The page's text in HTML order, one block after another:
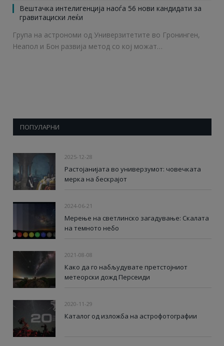
Вештачка интелигенција наоѓа 56 нови кандидати за
гравитациски леќи
Група на астрономи од Универзитетите во Гронинген,
Неапол и Бон развија метод со кој можат…
ПОПУЛАРНИ
2025-12-28
Растојанијата во универзумот: човечката
мерка на бескрајот
2024-06-21
Мерење на светлинско загадување: Скалата
на темното небо
2021-08-08
Како да го набљудувате претстојниот
метеорски дожд Персеиди
2020-11-29
Каталог од изложба на астрофотографии